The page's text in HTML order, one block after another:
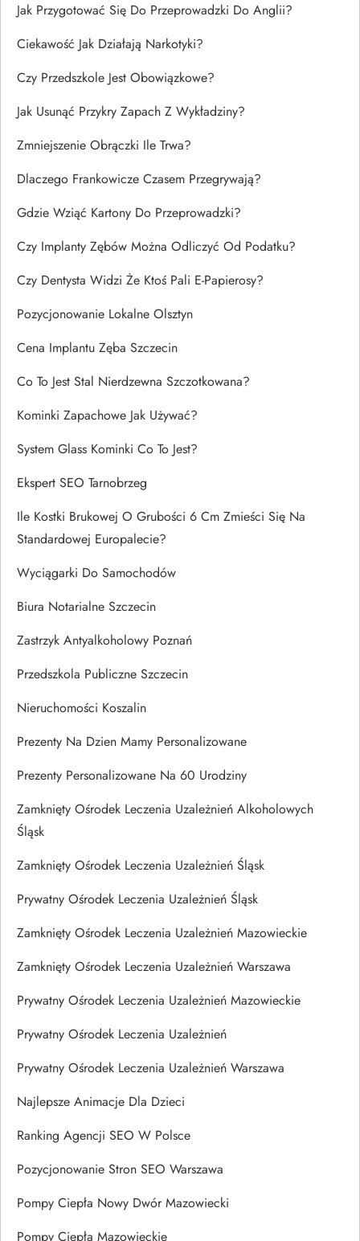
Jak Przygotować Się Do Przeprowadzki Do Anglii?
Ciekawość Jak Działają Narkotyki?
Czy Przedszkole Jest Obowiązkowe?
Jak Usunąć Przykry Zapach Z Wykładziny?
Zmniejszenie Obrączki Ile Trwa?
Dlaczego Frankowicze Czasem Przegrywają?
Gdzie Wziąć Kartony Do Przeprowadzki?
Czy Implanty Zębów Można Odliczyć Od Podatku?
Czy Dentysta Widzi Że Ktoś Pali E-Papierosy?
Pozycjonowanie Lokalne Olsztyn
Cena Implantu Zęba Szczecin
Co To Jest Stal Nierdzewna Szczotkowana?
Kominki Zapachowe Jak Używać?
System Glass Kominki Co To Jest?
Ekspert SEO Tarnobrzeg
Ile Kostki Brukowej O Grubości 6 Cm Zmieści Się Na
Standardowej Europalecie?
Wyciągarki Do Samochodów
Biura Notarialne Szczecin
Zastrzyk Antyalkoholowy Poznań
Przedszkola Publiczne Szczecin
Nieruchomości Koszalin
Prezenty Na Dzien Mamy Personalizowane
Prezenty Personalizowane Na 60 Urodziny
Zamknięty Ośrodek Leczenia Uzależnień Alkoholowych
Śląsk
Zamknięty Ośrodek Leczenia Uzależnień Śląsk
Prywatny Ośrodek Leczenia Uzależnień Śląsk
Zamknięty Ośrodek Leczenia Uzależnień Mazowieckie
Zamknięty Ośrodek Leczenia Uzależnień Warszawa
Prywatny Ośrodek Leczenia Uzależnień Mazowieckie
Prywatny Ośrodek Leczenia Uzależnień
Prywatny Ośrodek Leczenia Uzależnień Warszawa
Najlepsze Animacje Dla Dzieci
Ranking Agencji SEO W Polsce
Pozycjonowanie Stron SEO Warszawa
Pompy Ciepła Nowy Dwór Mazowiecki
Pompy Ciepła Mazowieckie